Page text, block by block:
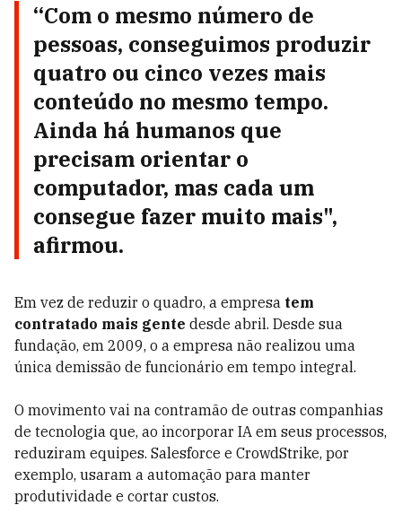
“Com o mesmo número de
pessoas, conseguimos produzir
quatro ou cinco vezes mais
conteúdo no mesmo tempo.
Ainda há humanos que
precisam orientar o
computador, mas cada um
consegue fazer muito mais",
afirmou.
Em vez de reduzir o quadro, a empresa tem
contratado mais gente desde abril. Desde sua
fundação, em 2009, o a empresa não realizou uma
única demissão de funcionário em tempo integral.
O movimento vai na contramão de outras companhias
de tecnologia que, ao incorporar IA em seus processos,
reduziram equipes. Salesforce e CrowdStrike, por
exemplo, usaram a automação para manter
produtividade e cortar custos.